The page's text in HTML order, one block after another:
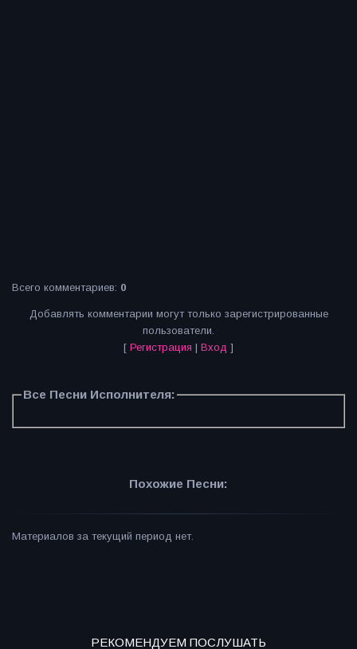
Всего комментариев: 0
Добавлять комментарии могут только зарегистрированные
пользователи.
[ Регистрация | Вход ]
Все Песни Исполнителя:
Похожие Песни:
Материалов за текущий период нет.
РЕКОМЕНДУЕМ ПОСЛУШАТЬ